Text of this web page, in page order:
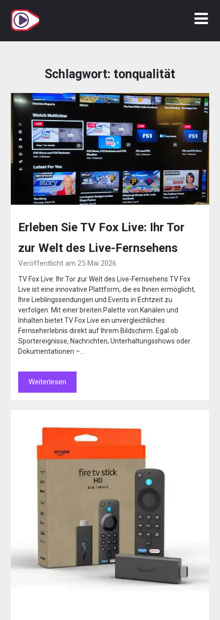
Inhalt
springen
Schlagwort: tonqualität
Erleben Sie TV Fox Live: Ihr Tor
zur Welt des Live-Fernsehens
Veröffentlicht am 25 Mai 2026
TV Fox Live: Ihr Tor zur Welt des Live-Fernsehens TV Fox
Live ist eine innovative Plattform, die es Ihnen ermöglicht,
Ihre Lieblingssendungen und Events in Echtzeit zu
verfolgen. Mit einer breiten Palette von Kanälen und
Inhalten bietet TV Fox Live ein unvergleichliches
Fernseherlebnis direkt auf Ihrem Bildschirm. Egal ob
Sportereignisse, Nachrichten, Unterhaltungsshows oder
Dokumentationen –…
Weiterlesen